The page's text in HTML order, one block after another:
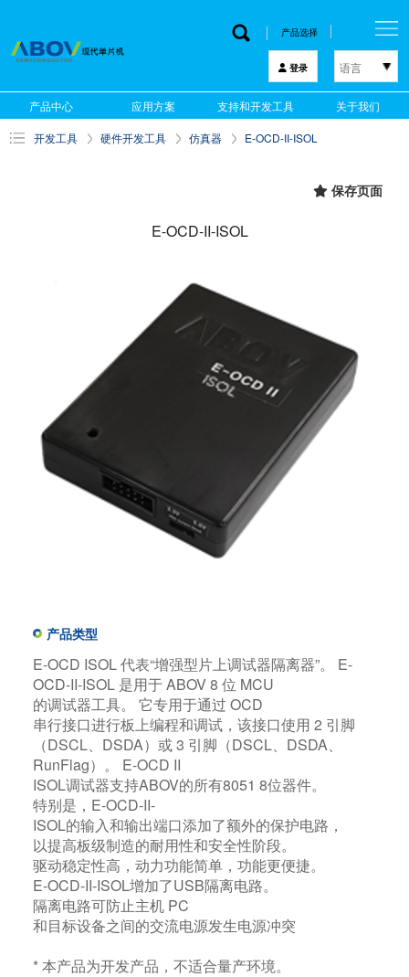
产品选择
登录 语言
한국어
English
产品中心 应用方案 支持和开发工具 关于我们
开发工具 硬件开发工具 仿真器 E-OCD-II-ISOL
保存页面
E-OCD-II-ISOL
产品类型
E-OCD ISOL 代表“增强型片上调试器隔离器”。 E-
OCD-II-ISOL 是用于 ABOV 8 位 MCU
的调试器工具。 它专用于通过 OCD
串行接口进行板上编程和调试，该接口使用 2 引脚
（DSCL、DSDA）或 3 引脚（DSCL、DSDA、
RunFlag）。 E-OCD II
ISOL调试器支持ABOV的所有8051 8位器件。​
特别是，E-OCD-II-
ISOL的输入和输出端口添加了额外的保护电路，
以提高板级制造的耐用性和安全性阶段。
驱动稳定性高，动力功能简单，功能更便捷。​
E-OCD-II-ISOL增加了USB隔离电路。
隔离电路可防止主机 PC
和目标设备之间的交流电源发生电源冲突
* 本产品为开发产品，不适合量产环境。